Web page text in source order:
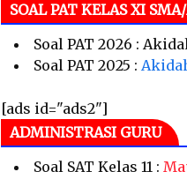
SOAL PAT KELAS XI
Soal PAT 2026 :
Soal PAT 2025 :
[ads id="ads2"]
ADMINISTRASI GURU
Soal SAT Kelas 11 :